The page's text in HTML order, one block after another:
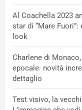
Al Coachella 2023
star di “Mare
look
Charlene di
epocale: novità
dettaglio
Test visivo, la